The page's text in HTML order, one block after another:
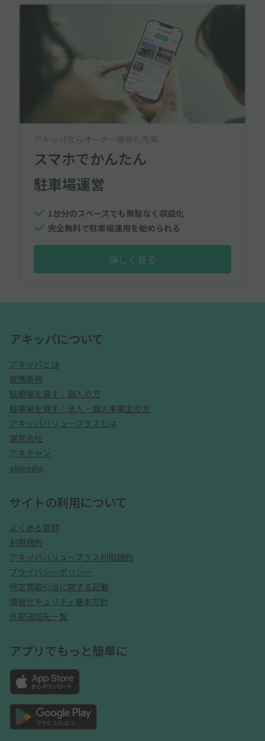
アキッパならオーナー機能も充実
スマホでかんたん
駐車場運営
1台分のスペースでも無駄なく収益化
完全無料で駐車場運用を始められる
詳しく見る
アキッパについて
アキッパとは
提携事例
駐車場を貸す：個人の方
駐車場を貸す：法人・個人事業主の方
アキッパバリュープラスとは
運営会社
アキチャン
akipedia
サイトの利用について
よくある質問
利用規約
アキッパバリュープラス利用規約
プライバシーポリシー
特定商取引法に関する記載
情報セキュリティ基本方針
外部送信先一覧
アプリでもっと簡単に